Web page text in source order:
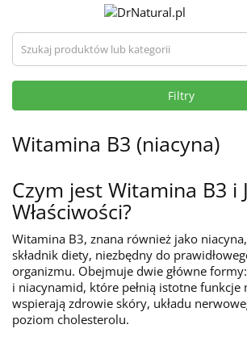
Szukaj produktów lub kategorii
Filtry
Witamina B3 (niacyna)
Czym jest Witamina B3 i
Właściwości?
Witamina B3, znana również jako
składnik diety, niezbędny do
organizmu. Obejmuje dwie główne
i niacynamid, które pełnią istotne funkcje
wspierają zdrowie skóry, układu
poziom cholesterolu.